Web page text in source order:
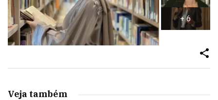
+6
Veja também